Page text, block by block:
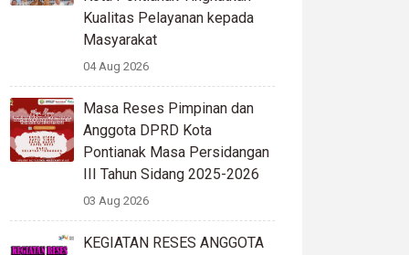
Kualitas Pelayanan kepada
Masyarakat
04 Aug 2026
Masa Reses Pimpinan dan
Anggota DPRD Kota
Pontianak Masa Persidangan
III Tahun Sidang 2025-2026
03 Aug 2026
KEGIATAN RESES ANGGOTA